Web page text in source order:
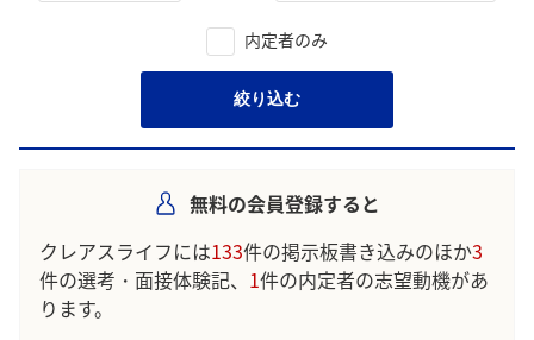
内定者のみ
絞り込む
無料の会員登録すると
クレアスライフには133件の掲示板書き込みのほか3
件の選考・面接体験記、 1件の内定者の志望動機があ
ります。